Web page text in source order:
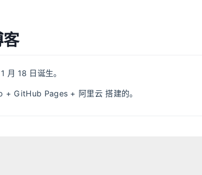
18 日诞生。
+ GitHub Pages + 阿里云 搭建的。